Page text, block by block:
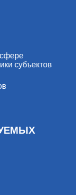
субъектов